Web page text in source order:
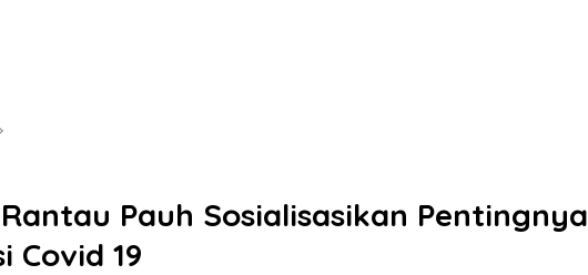
Pauh Sosialisasikan Pentingnya
Covid 19